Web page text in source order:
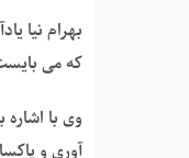
بهرام نیا
که می
وی با
آوری و